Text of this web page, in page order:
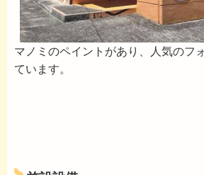
マノミのペイントがあり、人気のフ
ています。